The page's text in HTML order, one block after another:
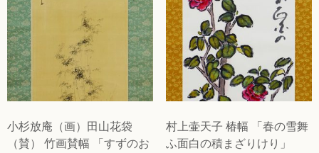
小杉放庵（画）田山花袋
（賛） 竹画賛幅 「すずのお
村上壷天子 椿幅 「春の雪舞
ふ面白の積まざりけり」